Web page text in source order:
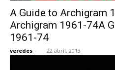
A Guide to Archigram
Archigram 1961-74A
1961-74
veredes - 22 abril, 2013